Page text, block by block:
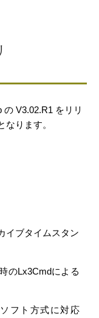
V3.02.R1 をリリ
ります。
イブタイムスタン
のLx3Cmdによる
フト方式に対応